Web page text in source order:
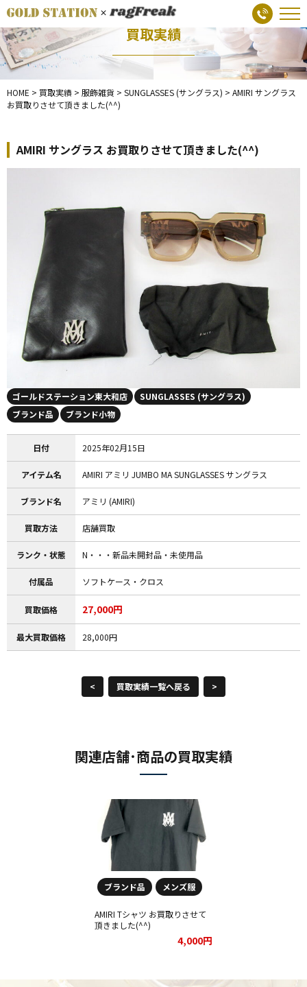
買取実績
HOME > 買取実績 > 服飾雑貨 > SUNGLASSES (サングラス) > AMIRI サングラス
お買取りさせて頂きました(^^)
AMIRI サングラス お買取りさせて頂きました(^^)
ゴールドステーション東大和店
SUNGLASSES (サングラス)
ブランド品
ブランド小物
日付 2025年02月15日
アイテム名 AMIRI アミリ JUMBO MA SUNGLASSES サングラス
ブランド名 アミリ (AMIRI)
買取方法 店舗買取
ランク・状態 N・・・新品未開封品・未使用品
付属品 ソフトケース・クロス
買取価格 27,000円
最大買取価格 28,000円
< 買取実績一覧へ戻る >
関連店舗･商品の買取実績
ブランド品 メンズ服
AMIRI Tシャツ お買取りさせて
頂きました(^^)
4,000円